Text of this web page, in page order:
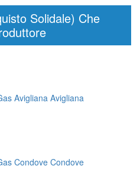
Solidale) Che
Avigliana Avigliana
Condove Condove